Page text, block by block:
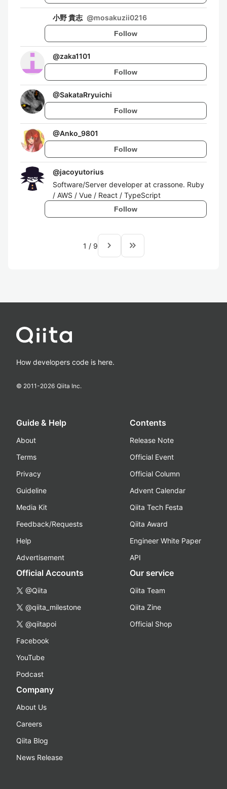
小野 貴志 @mosakuzii0216
Follow
@zaka1101
Follow
@SakataRryuichi
Follow
@Anko_9801
Follow
@jacoyutorius
Software/Server developer at crassone. Ruby
/ AWS / Vue / React / TypeScript
Follow
1 / 9 navigate_next keyboard_double_arrow_right
How developers code is here.
© 2011-2026 Qiita Inc.
Guide & Help
About
Terms
Privacy
Guideline
Media Kit
Feedback/Requests
Help
Advertisement
Contents
Release Note
Official Event
Official Column
Advent Calendar
Qiita Tech Festa
Qiita Award
Engineer White Paper
API
Official Accounts
@Qiita
@qiita_milestone
@qiitapoi
Facebook
YouTube
Podcast
Our service
Qiita Team
Qiita Zine
Official Shop
Company
About Us
Careers
Qiita Blog
News Release